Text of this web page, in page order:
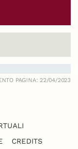
PAGINA: 22/04/2023
CREDITS